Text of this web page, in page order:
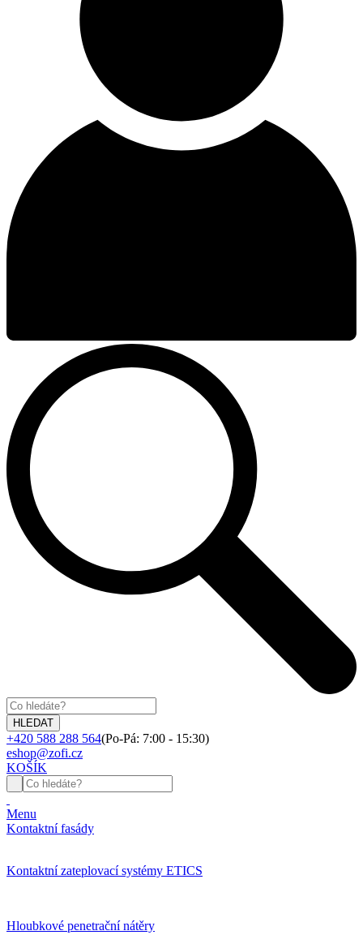
+420 588 288 564(Po-Pá: 7:00 - 15:30)
eshop@zofi.cz
KOŠÍK
Menu
Kontaktní fasády
Kontaktní zateplovací systémy ETICS
Hloubkové penetrační nátěry